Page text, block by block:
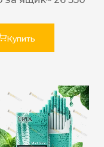
Купить